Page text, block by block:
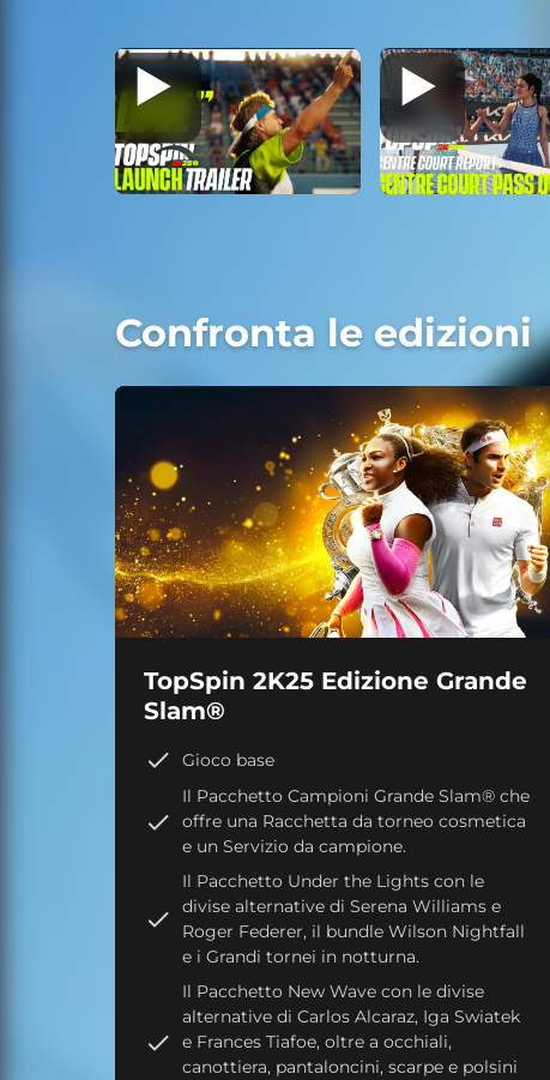
Confronta le edizioni
TopSpin 2K25 Edizione Grande
Slam®
Gioco base
Il Pacchetto Campioni Grande Slam® che
offre una Racchetta da torneo cosmetica
e un Servizio da campione.
Il Pacchetto Under the Lights con le
divise alternative di Serena Williams e
Roger Federer, il bundle Wilson Nightfall
e i Grandi tornei in notturna.
Il Pacchetto New Wave con le divise
alternative di Carlos Alcaraz, Iga Swiatek
e Frances Tiafoe, oltre a occhiali,
canottiera, pantaloncini, scarpe e polsini